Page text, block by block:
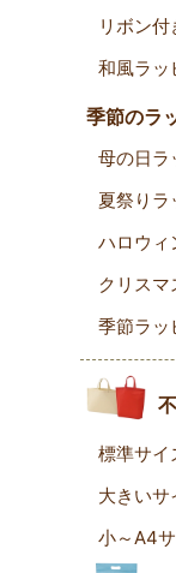
リボン
和風ラッ
季節のラ
母の日ラ
夏祭りラ
ハロウィ
クリス
季節ラッ
標準サイ
大きいサ
小～A4